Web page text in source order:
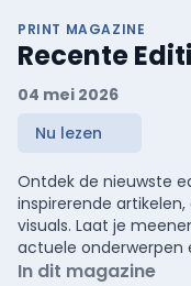
PRINT MAGAZINE
Recente
04 mei 2026
Nu lezen
Ontdek de nieuwste
inspirerende
visuals. Laat je
actuele onderwerpen
In dit magazine